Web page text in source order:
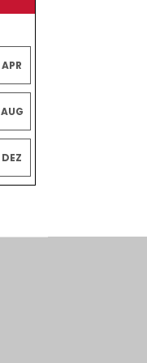
APR
AUG
DEZ